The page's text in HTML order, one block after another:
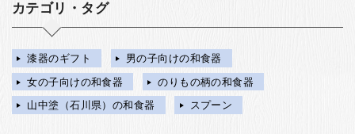
カテゴリ・タグ
漆器のギフト
男の子向けの和食器
女の子向けの和食器
のりもの柄の和食器
山中塗（石川県）の和食器
スプーン